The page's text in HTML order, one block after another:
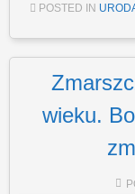
POSTED IN
wieku.